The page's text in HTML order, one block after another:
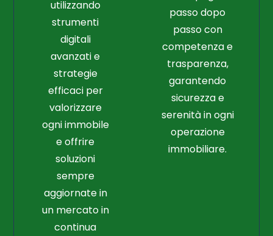
utilizzando
strumenti
digitali
avanzati e
strategie
efficaci per
valorizzare
ogni immobile
e offrire
soluzioni
sempre
aggiornate in
un mercato in
continua
passo dopo
passo con
competenza e
trasparenza,
garantendo
sicurezza e
serenità in ogni
operazione
immobiliare.